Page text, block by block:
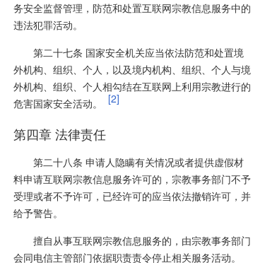
务安全监督管理，防范和处置互联网宗教信息服务中的
违法犯罪活动。
第二十七条 国家安全机关应当依法防范和处置境
外机构、组织、个人，以及境内机构、组织、个人与境
外机构、组织、个人相勾结在互联网上利用宗教进行的
危害国家安全活动。
[2]
第四章 法律责任
第二十八条 申请人隐瞒有关情况或者提供虚假材
料申请互联网宗教信息服务许可的，宗教事务部门不予
受理或者不予许可，已经许可的应当依法撤销许可，并
给予警告。
擅自从事互联网宗教信息服务的，由宗教事务部门
会同电信主管部门依据职责责令停止相关服务活动。